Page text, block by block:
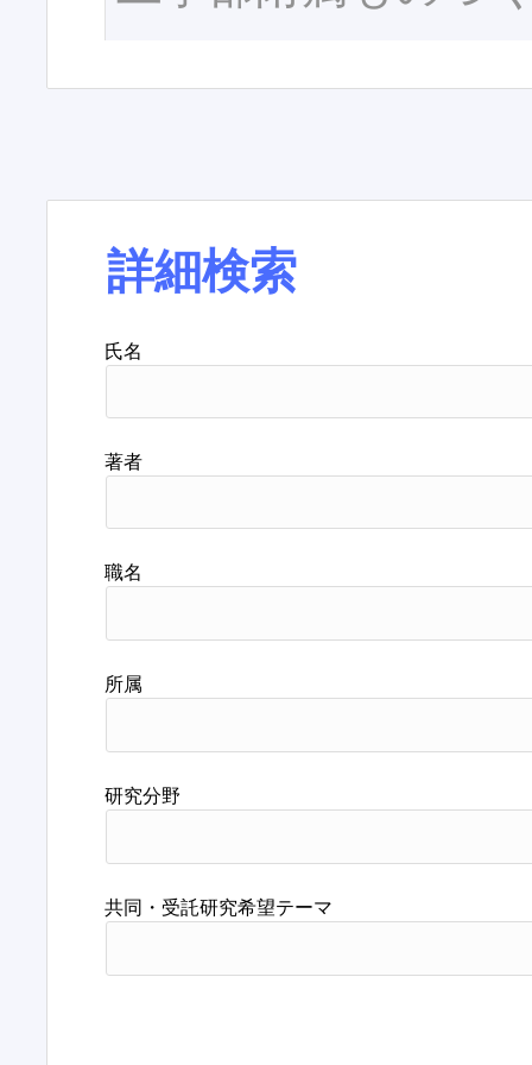
詳細検索
氏名
著者
職名
所属
研究分野
共同・受託研究希望テーマ